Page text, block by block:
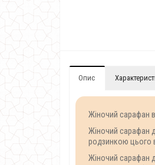
Опис
Жіночий сарафан
Жіночий сарафан
родзинкою цього
Жіночий сарафан